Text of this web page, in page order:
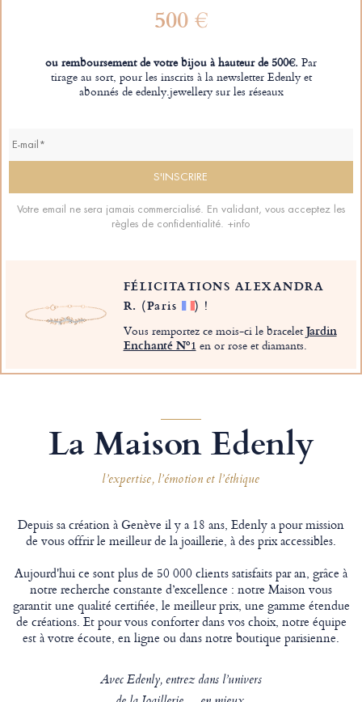
500 €
ou remboursement de votre bijou à hauteur de 500€.Par
tirage au sort, pour les inscrits à la newsletter Edenly et
abonnés de edenly.jewellery sur les réseaux
Votre email ne sera jamais commercialisé. En validant, vous acceptez les
règles de confidentialité. +info
FÉLICITATIONS ALEXANDRA
R. (Paris ) !
Vous remportez ce mois-ci le braceletJardin
Enchanté Nº1 en or rose et diamants.
La Maison Edenly
l’expertise, l’émotion et l’éthique
Depuis sa création à Genève il y a 18 ans, Edenly a pour mission
de vous offrir le meilleur de la joaillerie, à des prix accessibles.
Aujourd'hui ce sont plus de 50 000 clients satisfaits par an, grâce à
notre recherche constante d’excellence : notre Maison vous
garantit une qualité certifiée, le meilleur prix, une gamme étendue
de créations. Et pour vous conforter dans vos choix, notre équipe
est à votre écoute, en ligne ou dans notre boutique parisienne.
Avec Edenly, entrez dans l’univers